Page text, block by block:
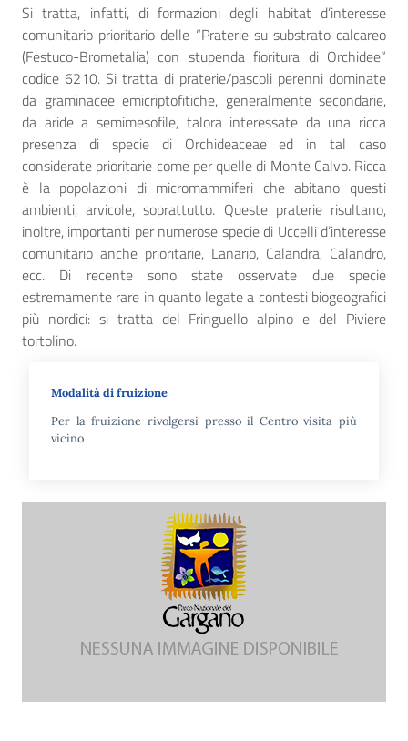
Si tratta, infatti, di formazioni degli habitat d’interesse
comunitario prioritario delle “Praterie su substrato calcareo
(Festuco-Brometalia) con stupenda fioritura di Orchidee“
codice 6210. Si tratta di praterie/pascoli perenni dominate
da graminacee emicriptofitiche, generalmente secondarie,
da aride a semimesofile, talora interessate da una ricca
presenza di specie di Orchideaceae ed in tal caso
considerate prioritarie come per quelle di Monte Calvo. Ricca
è la popolazioni di micromammiferi che abitano questi
ambienti, arvicole, soprattutto. Queste praterie risultano,
inoltre, importanti per numerose specie di Uccelli d’interesse
comunitario anche prioritarie, Lanario, Calandra, Calandro,
ecc. Di recente sono state osservate due specie
estremamente rare in quanto legate a contesti biogeografici
più nordici: si tratta del Fringuello alpino e del Piviere
tortolino.
Modalità di fruizione
Per la fruizione rivolgersi presso il Centro visita più
vicino